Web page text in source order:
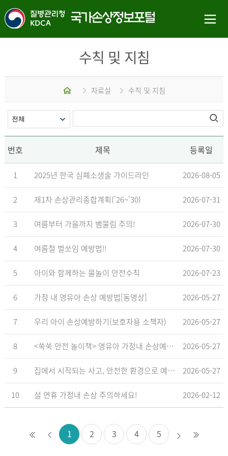
수칙 및 지침
자료실 수칙 및 지침
번호 제목 등록일
1 2025년 한국 심폐소생술 가이드라인 2026-08-05
2 제1차 손상관리종합계획('26~'30) 2026-07-31
3 여름부터 가을까지 뱀물림 주의! 2026-07-30
4 여름철 벌쏘임 예방법!! 2026-07-30
5 아이와 함께하는 물놀이 안전수칙 2026-07-23
6 가정 내 영유아 손상 예방법[동영상] 2026-05-27
7 우리 아이 손상예방하기(보호자용 소책자) 2026-05-27
8 <쑥쑥 안전 놀이책> 영유아 가정내 손상예방_영유아 놀이형 교육 교재 2026-05-27
9 집에서 시작되는 사고, 안전한 환경으로 예방해요 2026-05-27
10 설 연휴 가정내 손상 주의하세요! 2026-02-12
1 2 3 4 5